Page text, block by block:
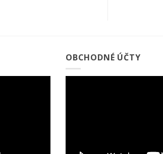
OBCHODNÉ ÚČTY